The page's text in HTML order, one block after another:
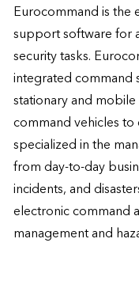
Eurocommand is
support software for
security tasks.
integrated
stationary and
command vehicles
specialized in the
from day-to-day
incidents, and
electronic command
management and